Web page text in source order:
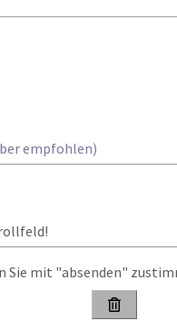
empfohlen)
Sie mit "absenden"
